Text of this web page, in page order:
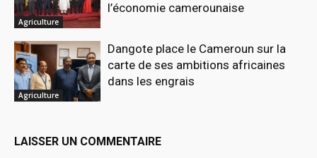
Agriculture
l’économie camerounaise
Agriculture
Dangote place le Cameroun sur la
carte de ses ambitions africaines
dans les engrais
LAISSER UN COMMENTAIRE